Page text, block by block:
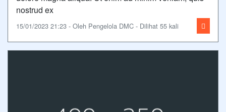
nostrud ex
15/01/2023 21:23 - Oleh Pengelola DMC - Dilihat 55 kali